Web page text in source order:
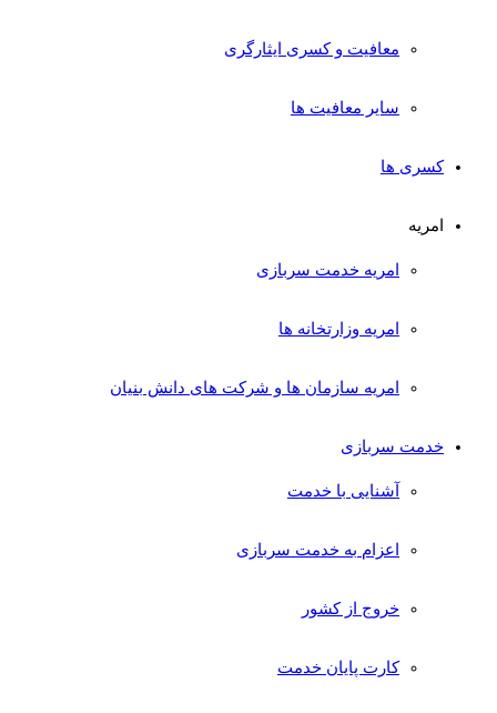
معافیت و کسری ایثارگری
سایر معافیت ها
کسری ها
امریه
امریه خدمت سربازی
امریه وزارتخانه ها
امریه سازمان ها و شرکت های دانش بنیان
خدمت سربازی
آشنایی با خدمت
اعزام به خدمت سربازی
خروج از کشور
کارت پایان خدمت